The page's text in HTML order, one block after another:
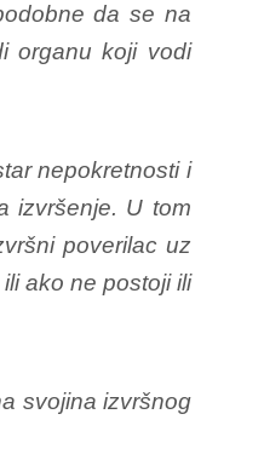
da se na
organu koji vodi
nepokretnosti i
izvršenje. U tom
poverilac uz
ako ne postoji ili
svojina izvršnog